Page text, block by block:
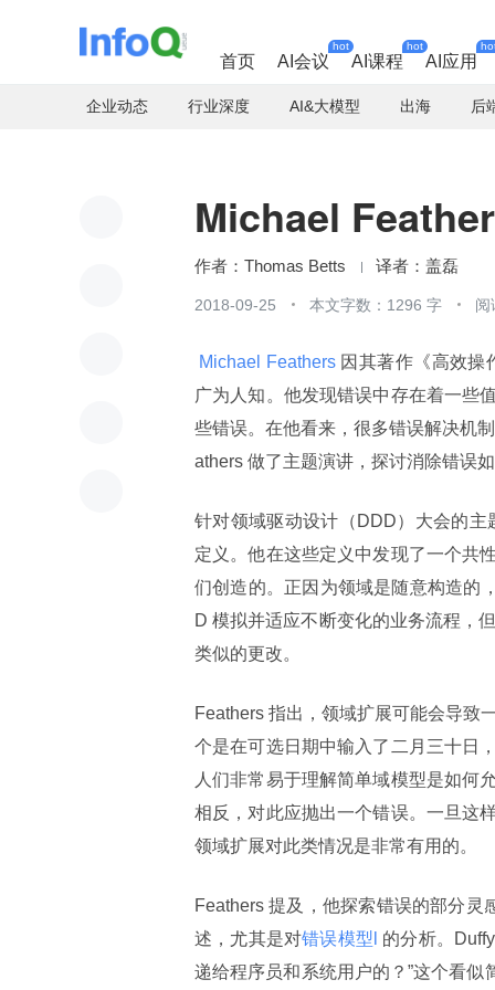
首页 AI会议
hot
AI课程
hot
AI应用
企业动态 行业深度 AI&大模型 出海 后
Michael
Thomas Betts 盖磊
2018-09-25 本文字数：1296 字 阅
Michael Feathers 因其著作《高效操
广为人知。他发现错误中存在着一些
些错误。在他看来，很多错误解决机
athers 做了主题演讲，探讨消除错误
针对领域驱动设计（DDD）大会的主
定义。他在这些定义中发现了一个共
们创造的。正因为领域是随意构造的
D 模拟并适应不断变化的业务流程，
类似的更改。
Feathers 指出，领域扩展可能会导致
个是在可选日期中输入了二月三十日
人们非常易于理解简单域模型是如何
相反，对此应抛出一个错误。一旦这
领域扩展对此类情况是非常有用的。
Feathers 提及，他探索错误的部分灵
述，尤其是对错误模型l 的分析。
递给程序员和系统用户的？”这个看似